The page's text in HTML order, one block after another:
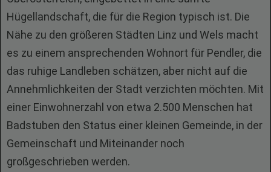
Hügellandschaft, die für die Region typisch ist. Die
Nähe zu den größeren Städten Linz und Wels macht
es zu einem ansprechenden Wohnort für Pendler, die
das ruhige Landleben schätzen, aber nicht auf die
Annehmlichkeiten der Stadt verzichten möchten. Mit
einer Einwohnerzahl von etwa 2.500 Menschen hat
Badstuben den Status einer kleinen Gemeinde, in der
Gemeinschaft und Miteinander noch
großgeschrieben werden.